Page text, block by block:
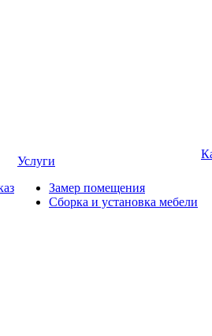
Услуги
Замер помещения
Сборка и установка мебели